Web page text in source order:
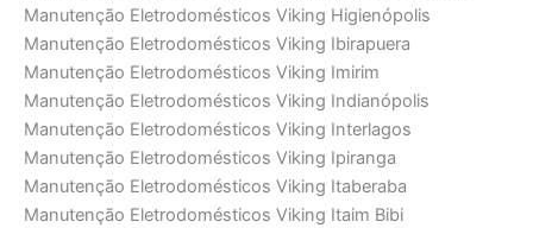
Manutenção Eletrodomésticos Viking Higienópolis
Manutenção Eletrodomésticos Viking Ibirapuera
Manutenção Eletrodomésticos Viking Imirim
Manutenção Eletrodomésticos Viking Indianópolis
Manutenção Eletrodomésticos Viking Interlagos
Manutenção Eletrodomésticos Viking Ipiranga
Manutenção Eletrodomésticos Viking Itaberaba
Manutenção Eletrodomésticos Viking Itaim Bibi